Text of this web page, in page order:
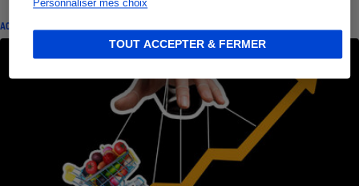
Personnaliser mes choix
TOUT ACCEPTER & FERMER
ACTION QUE CHOISIR ENSEMBLE